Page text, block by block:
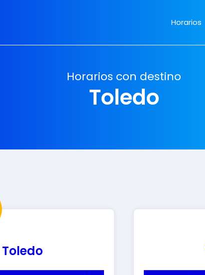
Horarios
Horarios con destino
Toledo
Toledo